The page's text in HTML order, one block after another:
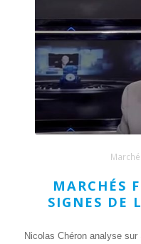
MARCHÉS
SIGNES DE
Nicolas Chéron analyse